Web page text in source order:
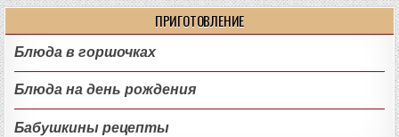
ПРИГОТОВЛЕНИЕ
Блюда в горшочках
Блюда на день рождения
Бабушкины рецепты